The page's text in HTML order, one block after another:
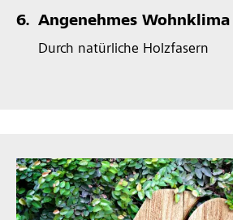
6. Angenehmes Wohnklima
Durch natürliche Holzfasern